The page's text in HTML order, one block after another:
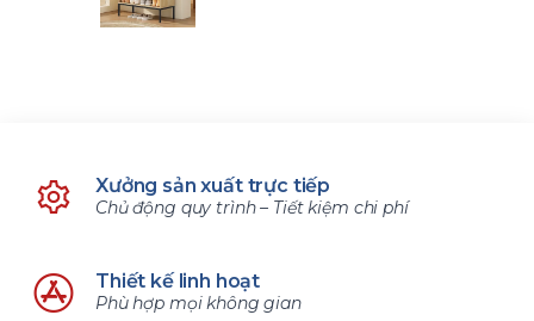
Xưởng sản xuất trực tiếp
Chủ động quy trình – Tiết kiệm chi phí
Thiết kế linh hoạt
Phù hợp mọi không gian